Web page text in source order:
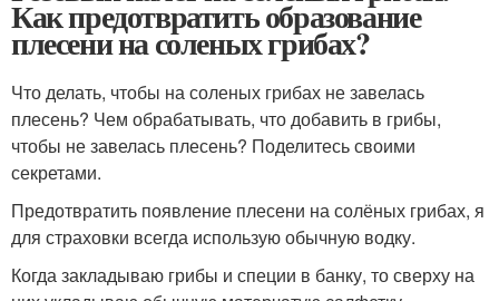
Как предотвратить образование
плесени на соленых грибах?
Что делать, чтобы на соленых грибах не завелась
плесень? Чем обрабатывать, что добавить в грибы,
чтобы не завелась плесень? Поделитесь своими
секретами.
Предотвратить появление плесени на солёных грибах, я
для страховки всегда использую обычную водку.
Когда закладываю грибы и специи в банку, то сверху на